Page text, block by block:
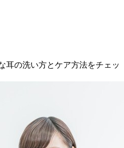
耳の洗い方とケア方法をチェッ